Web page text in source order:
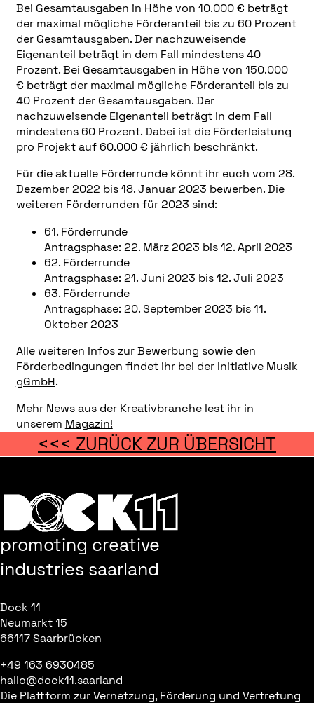
Bei Gesamtausgaben in Höhe von 10.000 € beträgt
der maximal mögliche Förderanteil bis zu 60 Prozent
der Gesamtausgaben. Der nachzuweisende
Eigenanteil beträgt in dem Fall mindestens 40
Prozent. Bei Gesamtausgaben in Höhe von 150.000
€ beträgt der maximal mögliche Förderanteil bis zu
40 Prozent der Gesamtausgaben. Der
nachzuweisende Eigenanteil beträgt in dem Fall
mindestens 60 Prozent. Dabei ist die Förderleistung
pro Projekt auf 60.000 € jährlich beschränkt.
Für die aktuelle Förderrunde könnt ihr euch vom 28.
Dezember 2022 bis 18. Januar 2023 bewerben. Die
weiteren Förderrunden für 2023 sind:
61. Förderrunde
Antragsphase: 22. März 2023 bis 12. April 2023
62. Förderrunde
Antragsphase: 21. Juni 2023 bis 12. Juli 2023
63. Förderrunde
Antragsphase: 20. September 2023 bis 11.
Oktober 2023
Alle weiteren Infos zur Bewerbung sowie den
Förderbedingungen findet ihr bei der Initiative Musik
gGmbH.
Mehr News aus der Kreativbranche lest ihr in
unserem Magazin!
<<< ZURÜCK ZUR ÜBERSICHT
promoting creative
industries saarland
Dock 11
Neumarkt 15
66117 Saarbrücken
+49 163 6930485
hallo@dock11.saarland
Die Plattform zur Vernetzung, Förderung und Vertretung